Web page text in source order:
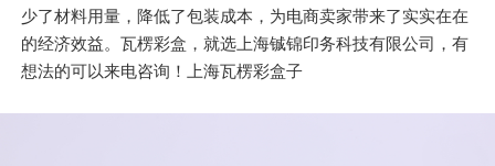
少了材料用量，降低了包装成本，为电商卖家带来了实实在在
的经济效益。瓦楞彩盒，就选上海铖锦印务科技有限公司，有
想法的可以来电咨询！上海瓦楞彩盒子